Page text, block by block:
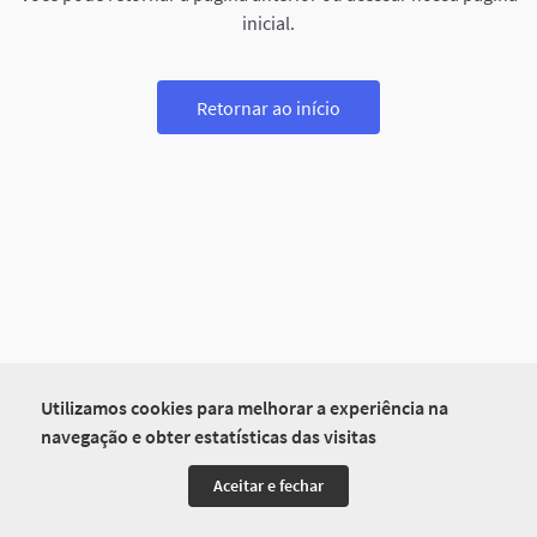
Utilizamos cookies para melhorar a experiência na
navegação e obter estatísticas das visitas
Aceitar e fechar
inicial.
Retornar ao início